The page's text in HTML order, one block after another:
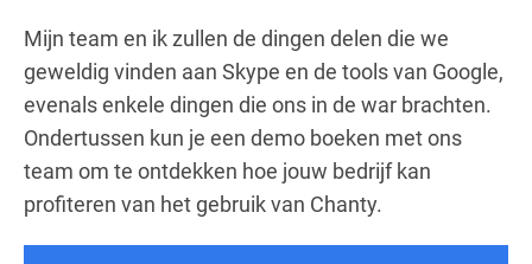
Mijn team en ik zullen de dingen delen die we
geweldig vinden aan Skype en de tools van Google,
evenals enkele dingen die ons in de war brachten.
Ondertussen kun je een demo boeken met ons
team om te ontdekken hoe jouw bedrijf kan
profiteren van het gebruik van Chanty.